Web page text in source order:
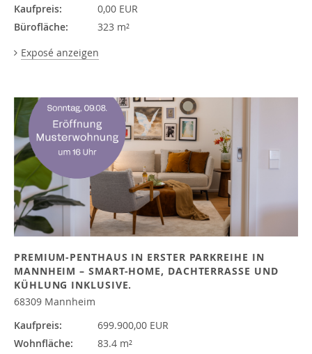
Kaufpreis:
0,00 EUR
Bürofläche:
323 m²
Exposé anzeigen
PREMIUM-PENTHAUS IN ERSTER PARKREIHE IN
MANNHEIM – SMART-HOME, DACHTERRASSE UND
KÜHLUNG INKLUSIVE.
68309 Mannheim
Kaufpreis:
699.900,00 EUR
Wohnfläche:
83.4 m²